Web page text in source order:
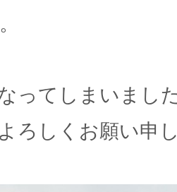
ってしまいまし
ろしくお願い申